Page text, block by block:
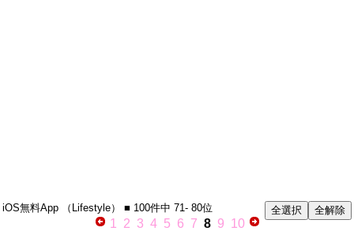
iOS無料App （Lifestyle） ■ 100件中 71- 80位
1 2 3 4 5 6 7 8 9 10